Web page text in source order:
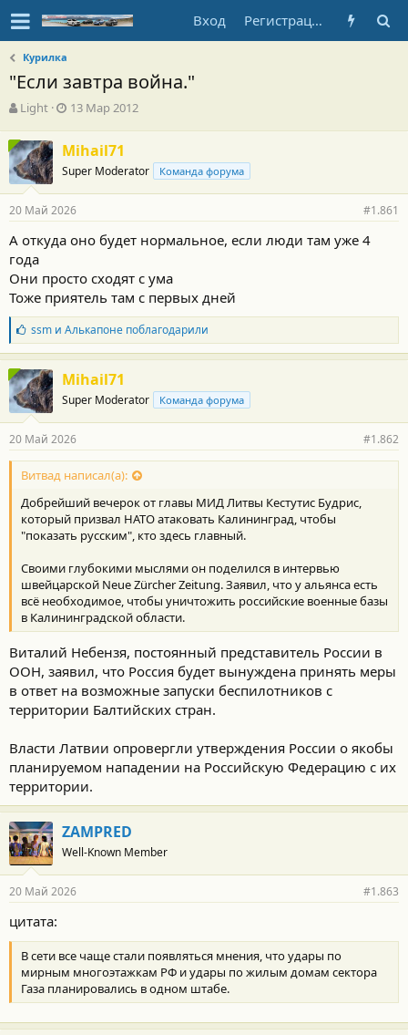
Вход Регистрация
Курилка
"Если завтра война."
А
т
о
р
т
е
м
ы
Light
Д
а
н
ч
а
л
13 Мар 2012
Mihail71
Super Moderator Команда форума
20 Май 2026 #1.861
А откуда оно будет нормальное, если люди там уже 4
года
Они просто сходят с ума
Тоже приятель там с первых дней
Б
л
а
г
о
д
а
н
о
с
и
:
ssmи Алькапонепоблагодарили
Mihail71
Super Moderator Команда форума
20 Май 2026 #1.862
Витвад написал(а):
Добрейший вечерок от главы МИД Литвы Кестутис Будрис,
который призвал НАТО атаковать Калининград, чтобы
"показать русским", кто здесь главный.
Своими глубокими мыслями он поделился в интервью
швейцарской Neue Zürcher Zeitung. Заявил, что у альянса есть
всё необходимое, чтобы уничтожить российские военные базы
в Калининградской области.
Виталий Небензя, постоянный представитель России в
ООН, заявил, что Россия будет вынуждена принять меры
в ответ на возможные запуски беспилотников с
территории Балтийских стран.
Власти Латвии опровергли утверждения России о якобы
планируемом нападении на Российскую Федерацию с их
территории.
ZAMPRED
Well-Known Member
20 Май 2026 #1.863
цитата:
В сети все чаще стали появляться мнения, что удары по
мирным многоэтажкам РФ и удары по жилым домам сектора
Газа планировались в одном штабе.